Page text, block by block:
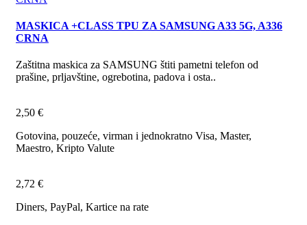
MASKICA +CLASS TPU ZA SAMSUNG A33 5G, A336
CRNA
Zaštitna maskica za SAMSUNG štiti pametni telefon od
prašine, prljavštine, ogrebotina, padova i osta..
2,50 €
Gotovina, pouzeće, virman i jednokratno Visa, Master,
Maestro, Kripto Valute
2,72 €
Diners, PayPal, Kartice na rate